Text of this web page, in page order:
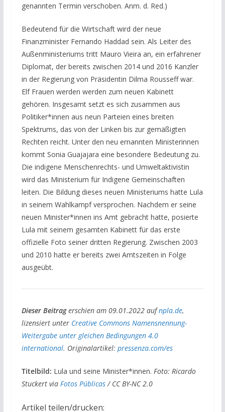
genannten Termin verschoben. Anm. d. Red.)
Bedeutend für die Wirtschaft wird der neue
Finanzminister Fernando Haddad sein. Als Leiter des
Außenministeriums tritt Mauro Vieira an, ein erfahrener
Diplomat, der bereits zwischen 2014 und 2016 Kanzler
in der Regierung von Präsidentin Dilma Rousseff war.
Elf Frauen werden werden zum neuen Kabinett
gehören. Insgesamt setzt es sich zusammen aus
Politiker*innen aus neun Parteien eines breiten
Spektrums, das von der Linken bis zur gemäßigten
Rechten reicht. Unter den neu ernannten Ministerinnen
kommt Sonia Guajajara eine besondere Bedeutung zu.
Die indigene Menschenrechts- und Umweltaktivistin
wird das Ministerium für Indigene Gemeinschaften
leiten. Die Bildung dieses neuen Ministeriums hatte Lula
in seinem Wahlkampf versprochen. Nachdem er seine
neuen Minister*innen ins Amt gebracht hatte, posierte
Lula mit seinem gesamten Kabinett für das erste
offizielle Foto seiner dritten Regierung. Zwischen 2003
und 2010 hatte er bereits zwei Amtszeiten in Folge
ausgeübt.
Dieser Beitragerschien am 09.01.2022 aufnpla.de,
lizensiert unter Creative Commons Namensnennung-
Weitergabe unter gleichen Bedingungen 4.0
international. Originalartikel: pressenza.com/es
Titelbild: Lula und seine Minister*innen. Foto: Ricardo
Stuckert via Fotos Públicas/ CC BY-NC 2.0
Artikel teilen/drucken: